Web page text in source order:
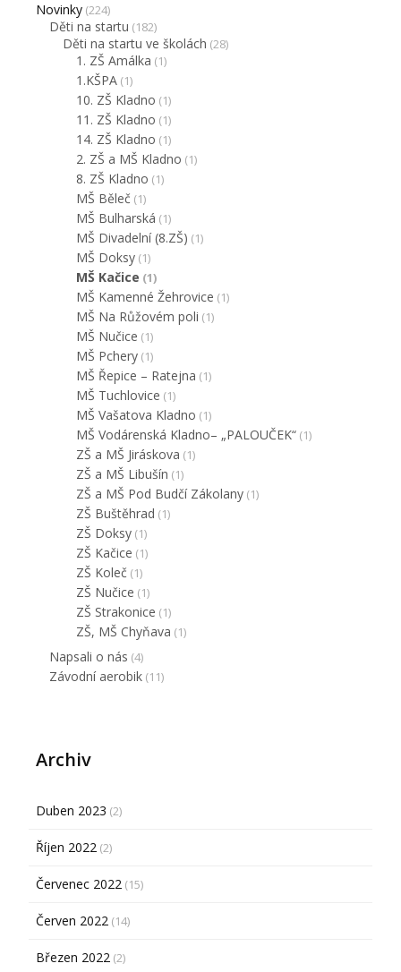
Novinky (224)
Děti na startu (182)
Děti na startu ve školách (28)
1. ZŠ Amálka (1)
1.KŠPA (1)
10. ZŠ Kladno (1)
11. ZŠ Kladno (1)
14. ZŠ Kladno (1)
2. ZŠ a MŠ Kladno (1)
8. ZŠ Kladno (1)
MŠ Běleč (1)
MŠ Bulharská (1)
MŠ Divadelní (8.ZŠ) (1)
MŠ Doksy (1)
MŠ Kačice (1)
MŠ Kamenné Žehrovice (1)
MŠ Na Růžovém poli (1)
MŠ Nučice (1)
MŠ Pchery (1)
MŠ Řepice – Ratejna (1)
MŠ Tuchlovice (1)
MŠ Vašatova Kladno (1)
MŠ Vodárenská Kladno– „PALOUČEK“ (1)
ZŠ a MŠ Jiráskova (1)
ZŠ a MŠ Libušín (1)
ZŠ a MŠ Pod Budčí Zákolany (1)
ZŠ Buštěhrad (1)
ZŠ Doksy (1)
ZŠ Kačice (1)
ZŠ Koleč (1)
ZŠ Nučice (1)
ZŠ Strakonice (1)
ZŠ, MŠ Chyňava (1)
Napsali o nás (4)
Závodní aerobik (11)
Archiv
Duben 2023 (2)
Říjen 2022 (2)
Červenec 2022 (15)
Červen 2022 (14)
Březen 2022 (2)